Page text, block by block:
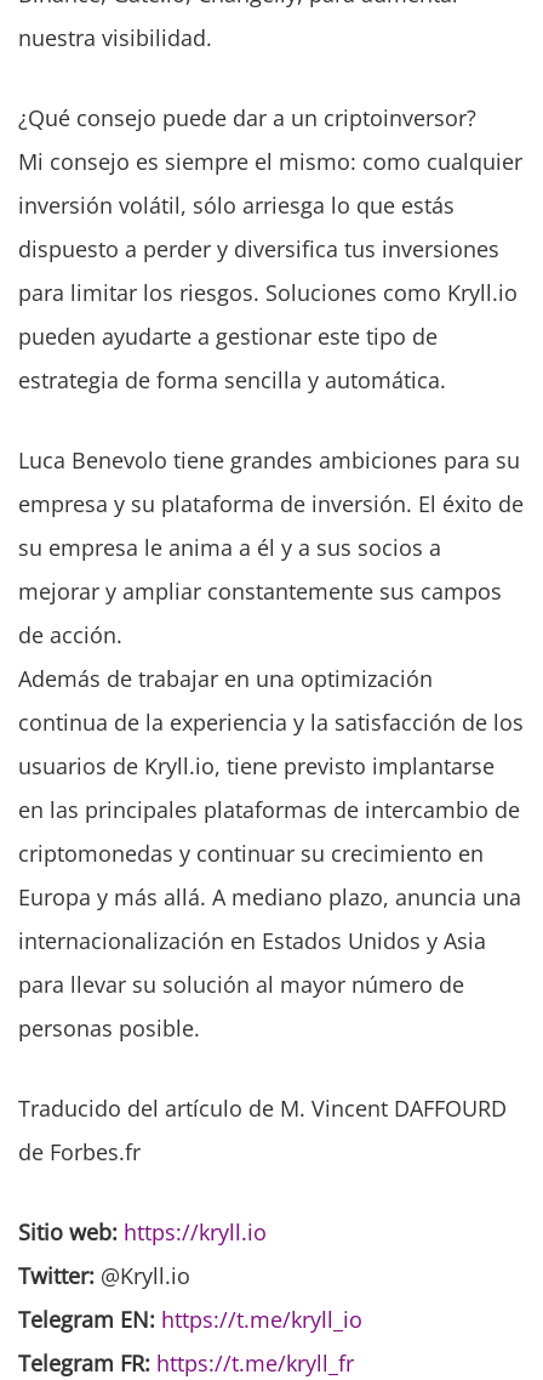
nuestra visibilidad.
¿Qué consejo puede dar a un criptoinversor?
Mi consejo es siempre el mismo: como cualquier
inversión volátil, sólo arriesga lo que estás
dispuesto a perder y diversifica tus inversiones
para limitar los riesgos. Soluciones como Kryll.io
pueden ayudarte a gestionar este tipo de
estrategia de forma sencilla y automática.
Luca Benevolo tiene grandes ambiciones para su
empresa y su plataforma de inversión. El éxito de
su empresa le anima a él y a sus socios a
mejorar y ampliar constantemente sus campos
de acción.
Además de trabajar en una optimización
continua de la experiencia y la satisfacción de los
usuarios de Kryll.io, tiene previsto implantarse
en las principales plataformas de intercambio de
criptomonedas y continuar su crecimiento en
Europa y más allá. A mediano plazo, anuncia una
internacionalización en Estados Unidos y Asia
para llevar su solución al mayor número de
personas posible.
Traducido del artículo de M. Vincent DAFFOURD
de Forbes.fr
Sitio web: https://kryll.io
Twitter: @Kryll.io
Telegram EN: https://t.me/kryll_io
Telegram FR: https://t.me/kryll_fr